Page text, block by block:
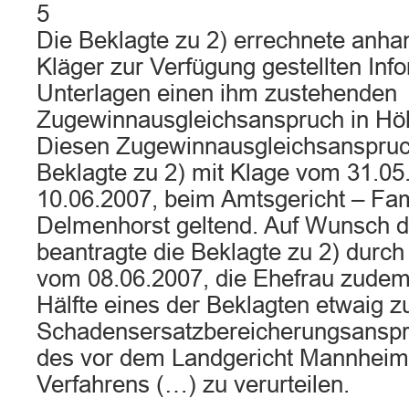
5
Die Beklagte zu 2) errechnete
Kläger zur Verfügung gestellten
Unterlagen einen ihm zustehenden
Zugewinnausgleichsanspruch in
Diesen
Beklagte zu 2) mit Klage vom
10.06.2007, beim Amtsgericht –
Delmenhorst geltend. Auf Wunsch
beantragte die Beklagte zu 2)
vom 08.06.2007, die Ehefrau
Hälfte eines der Beklagten etwaig
des vor dem Landgericht
Verfahrens (…) zu verurteilen.